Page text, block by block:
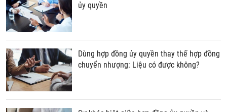
ủy quyền
Dùng hợp đồng ủy quyền thay thế hợp đồng
chuyển nhượng: Liệu có được không?